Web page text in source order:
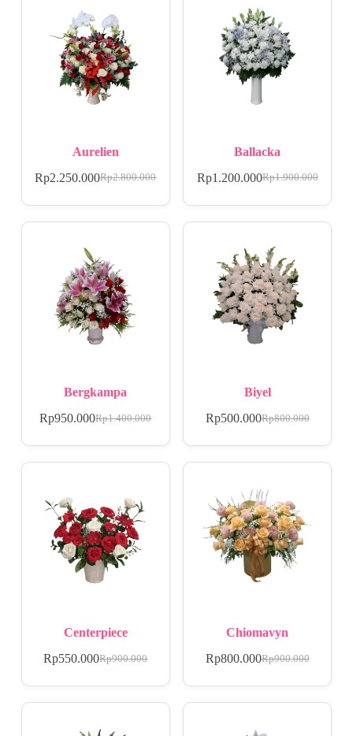
Aurelien
Rp2.800.000
Rp2.250.000
Ballacka
Rp1.900.000
Rp1.200.000
Bergkampa
Rp1.400.000
Rp950.000
Biyel
Rp800.000
Rp500.000
Centerpiece
Rp900.000
Rp550.000
Chiomavyn
Rp900.000
Rp800.000